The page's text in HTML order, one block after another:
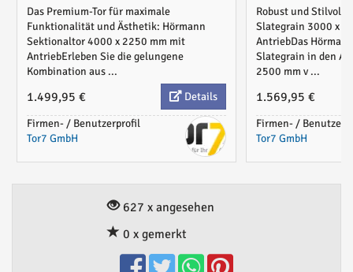
Das Premium-Tor für maximale
Funktionalität und Ästhetik: Hörmann
Sektionaltor 4000 x 2250 mm mit
AntriebErleben Sie die gelungene
Kombination aus ...
1.499,95 €
Details
Firmen- / Benutzerprofil
Tor7 GmbH
Robust und Stilvoll:
Slategrain 3000 x
AntriebDas
Slategrain in den
2500 mm v ...
1.569,95 €
Firmen- /
Tor7 GmbH
627 x angesehen
0 x gemerkt